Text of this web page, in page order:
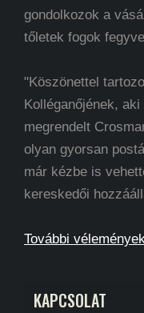
gondolkozok a
tőletek fogok
"Köszönettel
Kolléganőjének,
megrendelt
olyan gyorsan
már kézbe is
kereskedői
További vélemények
KAPCSOLAT